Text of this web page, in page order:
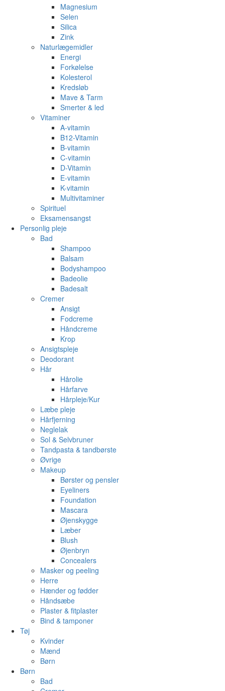
Magnesium
Selen
Silica
Zink
Naturlægemidler
Energi
Forkølelse
Kolesterol
Kredsløb
Mave & Tarm
Smerter & led
Vitaminer
A-vitamin
B12-Vitamin
B-vitamin
C-vitamin
D-Vitamin
E-vitamin
K-vitamin
Multivitaminer
Spirituel
Eksamensangst
Personlig pleje
Bad
Shampoo
Balsam
Bodyshampoo
Badeolie
Badesalt
Cremer
Ansigt
Fodcreme
Håndcreme
Krop
Ansigtspleje
Deodorant
Hår
Hårolie
Hårfarve
Hårpleje/Kur
Læbe pleje
Hårfjerning
Neglelak
Sol & Selvbruner
Tandpasta & tandbørste
Øvrige
Makeup
Børster og pensler
Eyeliners
Foundation
Mascara
Øjenskygge
Læber
Blush
Øjenbryn
Concealers
Masker og peeling
Herre
Hænder og fødder
Håndsæbe
Plaster & fitplaster
Bind & tamponer
Tøj
Kvinder
Mænd
Børn
Børn
Bad